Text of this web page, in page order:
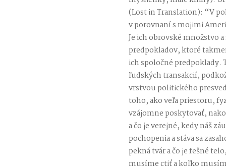
(Lost in Translation): “V
v porovnaní s mojimi
Je ich obrovské množstvo
predpokladov, ktoré
ich spoločné predpoklady.
ľudských transakcií,
vrstvou politického
toho, ako veľa priestoru,
vzájomne poskytovať,
a čo je verejné, kedy náš
pochopenia a stáva sa
pekná tvár a čo je fešné
musíme ctiť a koľko